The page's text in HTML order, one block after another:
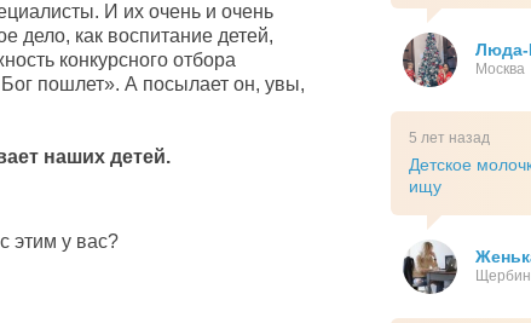
И их очень и очень
дело, как воспитание детей,
конкурсного отбора
пошлет». А посылает он, увы,
наших детей.
этим у вас?
Люда-
Москва
5 лет назад
Детское
ищу